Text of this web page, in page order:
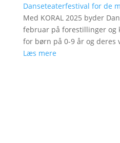
Danseteaterfestival for de
Med KORAL 2025 byder
februar på forestillinger og
for børn på 0-9 år og deres
Læs mere